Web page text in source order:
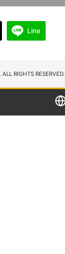
Line
RIGHTS RESERVED.